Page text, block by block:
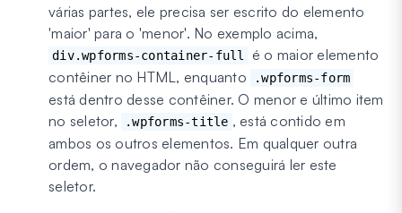
várias partes, ele precisa ser escrito do elemento
'maior' para o 'menor'. No exemplo acima,
div.wpforms-container-full
é o maior elemento
contêiner no HTML, enquanto
.wpforms-form
está dentro desse contêiner. O menor e último item
no seletor,
.wpforms-title , está contido em
ambos os outros elementos. Em qualquer outra
ordem, o navegador não conseguirá ler este
seletor.